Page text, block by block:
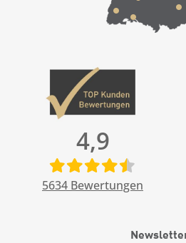
4,9
5634 Bewertungen